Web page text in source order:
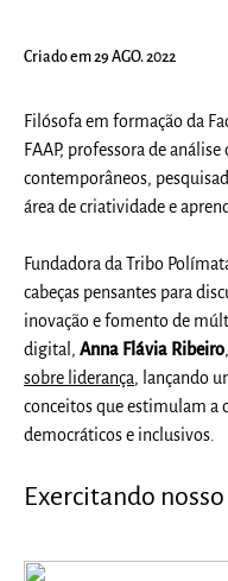
Criado em 29 AGO. 2022
Filósofa em formação da
FAAP, professora de
contemporâneos,
área de criatividade e
Fundadora da Tribo
cabeças pensantes para
inovação e fomento de
digital,Anna Flávia Ribeiro
sobre liderança, lançando
conceitos que estimulam a
democráticos e inclusivos.
Exercitando